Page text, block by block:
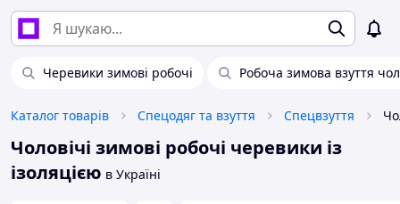
Черевики зимові робочі Робоча зимова взуття
Каталог товарів Спецодяг та взуття Спецвзуття
Чоловічі зимові робочі черевики із
ізоляцією в Україні